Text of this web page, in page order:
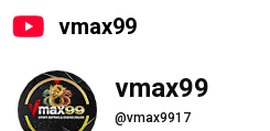
vmax99
vmax99
@vmax9917